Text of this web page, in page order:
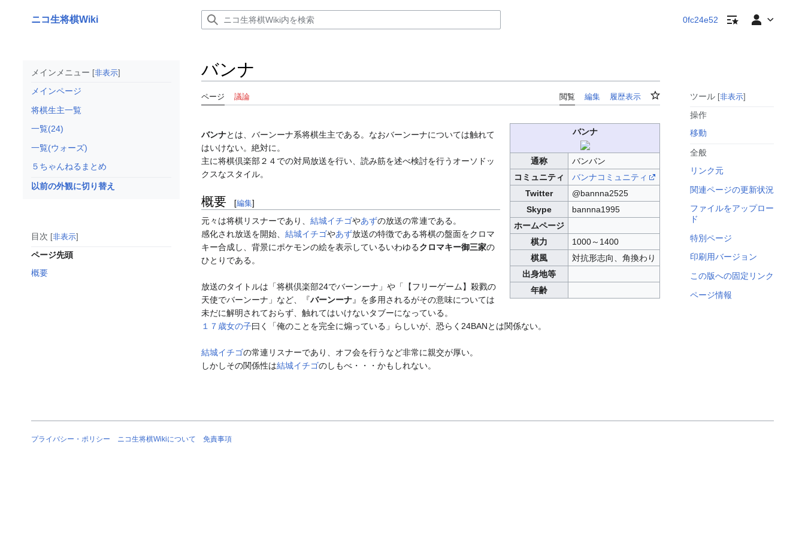
ン
に
キ
ッ
ニコ生将棋Wiki 0fc24e52 ウォッチリスト
個人用ツール
メインメニュー 非表示
メインページ
将棋生主一覧
一覧(24)
一覧(ウォーズ)
５ちゃんねるまとめ
以前の外観に切り替え
目次 非表示
ページ先頭
概要
バンナ
ページ 議論 閲覧 編集 履歴表示 ウォッチ ツール 非表示
操作
移動
全般
リンク元
関連ページの更新状況
ファイルをアップロー
ド
特別ページ
印刷用バージョン
この版への固定リンク
ページ情報
バンナ
通称
バンバン
コミュニティ
バンナコミュニティ
Twitter
@bannna2525
Skype
bannna1995
ホームページ
棋力
1000～1400
棋風
対抗形志向、角換わり
出身地等
年齢
バンナとは、バーンーナ系将棋生主である。なおバーンーナについては触れて
はいけない。絶対に。
主に将棋倶楽部２４での対局放送を行い、読み筋を述べ検討を行うオーソドッ
クスなスタイル。
概要 [編集]
元々は将棋リスナーであり、 結城イチゴやあずの放送の常連である。
感化され放送を開始、 結城イチゴやあず放送の特徴である将棋の盤面をクロマ
キー合成し、背景にポケモンの絵を表示しているいわゆるクロマキー御三家の
ひとりである。
放送のタイトルは「将棋倶楽部24でバーンーナ」や「【フリーゲーム】殺戮の
天使でバーンーナ」など、『バーンーナ』を多用されるがその意味については
未だに解明されておらず、触れてはいけないタブーになっている。
１７歳女の子曰く「俺のことを完全に煽っている」らしいが、恐らく24BANとは関係ない。
結城イチゴの常連リスナーであり、オフ会を行うなど非常に親交が厚い。
しかしその関係性は結城イチゴのしもべ・・・かもしれない。
プライバシー・ポリシー ニコ生将棋Wikiについて 免責事項